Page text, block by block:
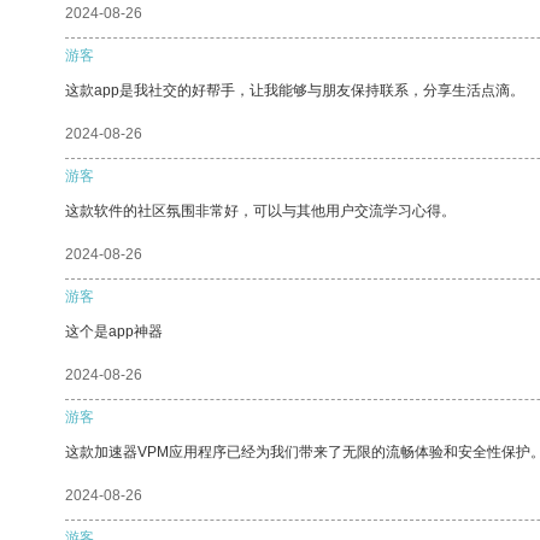
2024-08-26
游客
这款app是我社交的好帮手，让我能够与朋友保持联系，分享生活点滴。
2024-08-26
游客
这款软件的社区氛围非常好，可以与其他用户交流学习心得。
2024-08-26
游客
这个是app神器
2024-08-26
游客
这款加速器VPM应用程序已经为我们带来了无限的流畅体验和安全性保护
2024-08-26